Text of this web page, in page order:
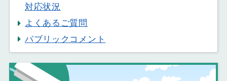
対応状況
よくあるご質問
パブリックコメント